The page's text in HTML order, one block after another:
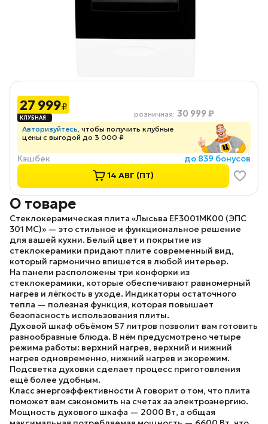
27 999₽
розничная: 30 999 ₽
Авторизуйтесь, чтобы получить клубные
цены с выгодой до 3 000 ₽
Кэшбек
до 839 бонусов
14 АВГ (ПТ)
О товаре
Стеклокерамическая плита «Лысьва EF3001MK00 (ЭПС
301 МС)» — это стильное и функциональное решение
для вашей кухни. Белый цвет и покрытие из
стеклокерамики придают плите современный вид,
который гармонично впишется в любой интерьер.
На панели расположены три конфорки из
стеклокерамики, которые обеспечивают равномерный
нагрев и лёгкость в уходе. Индикаторы остаточного
тепла — полезная функция, которая повышает
безопасность использования плиты.
Духовой шкаф объёмом 57 литров позволит вам готовить
разнообразные блюда. В нём предусмотрено четыре
режима работы: верхний нагрев, верхний и нижний
нагрев одновременно, нижний нагрев и экорежим.
Подсветка духовки сделает процесс приготовления
ещё более удобным.
Класс энергоэффективности A говорит о том, что плита
поможет вам сэкономить на счетах за электроэнергию.
Мощность духового шкафа — 2000 Вт, а общая